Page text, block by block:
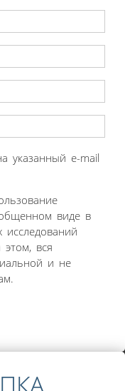
указанный e-mail
виде в
исследований
вся
и не